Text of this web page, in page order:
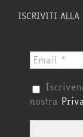
ISCRIVITI ALLA
nostra